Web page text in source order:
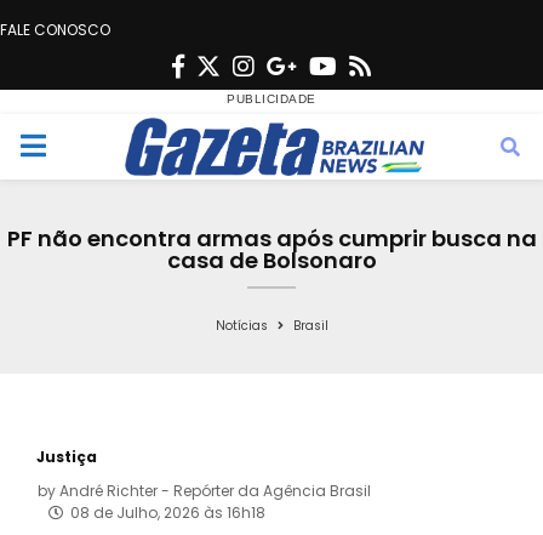
FALE CONOSCO
F
c
e
o
T
w
i
t
e
n
s
t
g
r
a
G
o
o
g
e
Y
u
t
b
s
M
PF não encontra armas após cumprir busca na
casa de Bolsonaro
Notícias Brasil
Justiça
byAndré Richter - Repórter da Agência Brasil
08 de Julho, 2026 às 16h18